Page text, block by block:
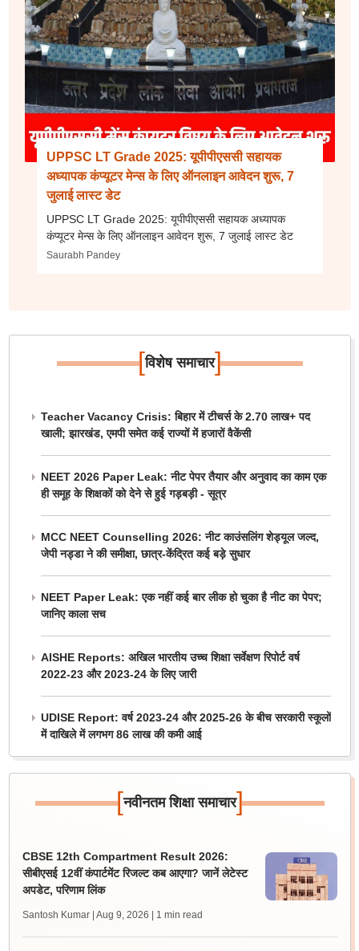
UPPSC LT Grade 2025: यूपीपीएससी सहायक
अध्यापक कंप्यूटर मेन्स के लिए ऑनलाइन आवेदन शुरू, 7
जुलाई लास्ट डेट
UPPSC LT Grade 2025: यूपीपीएससी सहायक अध्यापक
कंप्यूटर मेन्स के लिए ऑनलाइन आवेदन शुरू, 7 जुलाई लास्ट डेट
Saurabh Pandey
[विशेष समाचार]
Teacher Vacancy Crisis: बिहार में टीचर्स के 2.70 लाख+ पद
खाली; झारखंड, एमपी समेत कई राज्यों में हजारों वैकेंसी
NEET 2026 Paper Leak: नीट पेपर तैयार और अनुवाद का काम एक
ही समूह के शिक्षकों को देने से हुई गड़बड़ी - सूत्र
MCC NEET Counselling 2026: नीट काउंसलिंग शेड्यूल जल्द,
जेपी नड्डा ने की समीक्षा, छात्र-केंद्रित कई बड़े सुधार
NEET Paper Leak: एक नहीं कई बार लीक हो चुका है नीट का पेपर;
जानिए काला सच
AISHE Reports: अखिल भारतीय उच्च शिक्षा सर्वेक्षण रिपोर्ट वर्ष
2022-23 और 2023-24 के लिए जारी
UDISE Report: वर्ष 2023-24 और 2025-26 के बीच सरकारी स्कूलों
में दाखिले में लगभग 86 लाख की कमी आई
[नवीनतम शिक्षा समाचार]
CBSE 12th Compartment Result 2026:
सीबीएसई 12वीं कंपार्टमेंट रिजल्ट कब आएगा? जानें लेटेस्ट
अपडेट, परिणाम लिंक
Santosh Kumar | Aug 9, 2026 | 1 min read